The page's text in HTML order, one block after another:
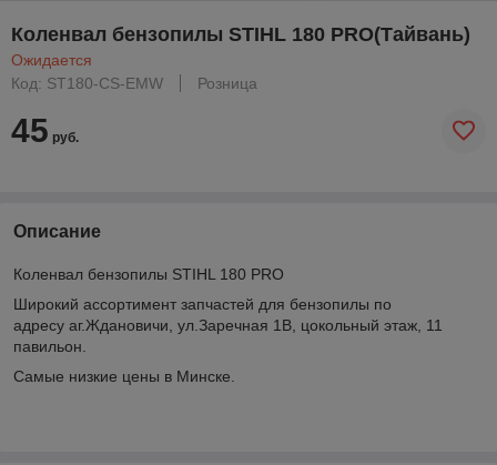
Коленвал бензопилы STIHL 180 PRO(Тайвань)
Ожидается
Код: ST180-CS-EMW
Розница
45 руб.
Описание
Коленвал бензопилы STIHL 180 PRO
Широкий ассортимент запчастей для бензопилы по
адресу аг.Ждановичи, ул.Заречная 1В, цокольный этаж, 11
павильон.
Самые низкие цены в Минске.